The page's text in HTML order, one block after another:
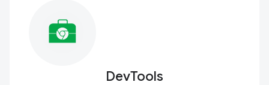
DevTools